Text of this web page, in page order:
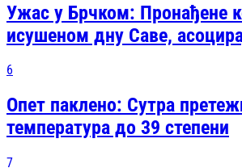
Ужас у Брчком: Пронађене
исушеном дну Саве,
6
Опет паклено: Сутра
температура до 39 степени
7